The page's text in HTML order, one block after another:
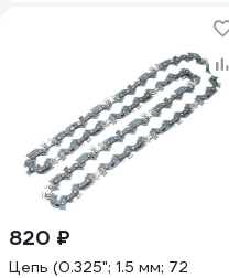
820 ₽
Цепь (0.325"; 1.5 мм; 72